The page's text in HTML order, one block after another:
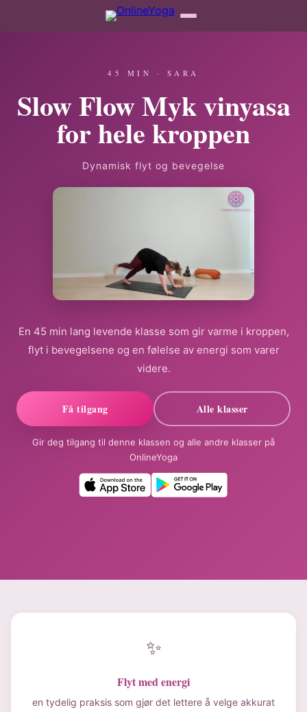
45 MIN · SARA
Slow Flow Myk vinyasa
for hele kroppen
Dynamisk flyt og bevegelse
En 45 min lang levende klasse som gir varme i kroppen,
flyt i bevegelsene og en følelse av energi som varer
videre.
Få tilgang Alle klasser
Gir deg tilgang til denne klassen og alle andre klasser på
OnlineYoga
✨
Flyt med energi
en tydelig praksis som gjør det lettere å velge akkurat